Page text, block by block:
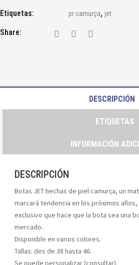
Etiquetas: pr camurça, jet
Share:
DESCRIPCIÓN
ETIQUETAS
INFORMACIÓN
DESCRIPCIÓN
Botas JET hechas de piel camurça, un
marcará tendencia en los próximos años,
exclusivo que hace que la bota sea una
mercado.
Disponible en varios colores.
Tallas: des de 38 hasta 46.
Se puede personalizar (consultar).